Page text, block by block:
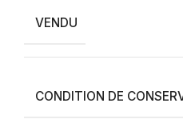
VENDU
CONDITION DE